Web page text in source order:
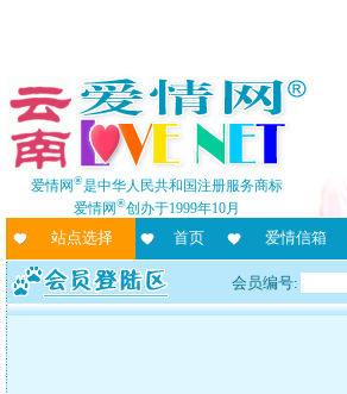
爱情网®是中华人民共和国注册服务商标
爱情网®创办于1999年10月
站点选择 首页 爱情信箱
会员编号: